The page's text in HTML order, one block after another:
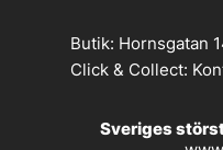
Butik: Hornsgatan
Click & Collect:
Sveriges